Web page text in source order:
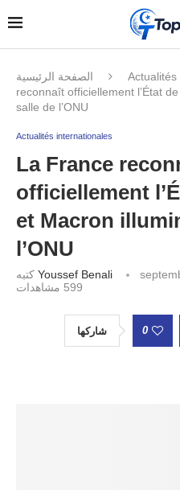
الصفحة الرئيسية
reconnaît officiellement l’État
salle de l’ONU
Actualités internationales
La France
officiellement
et Macron
l’ONU
Youssef Benali
599 مشاهدات
شاركها 0